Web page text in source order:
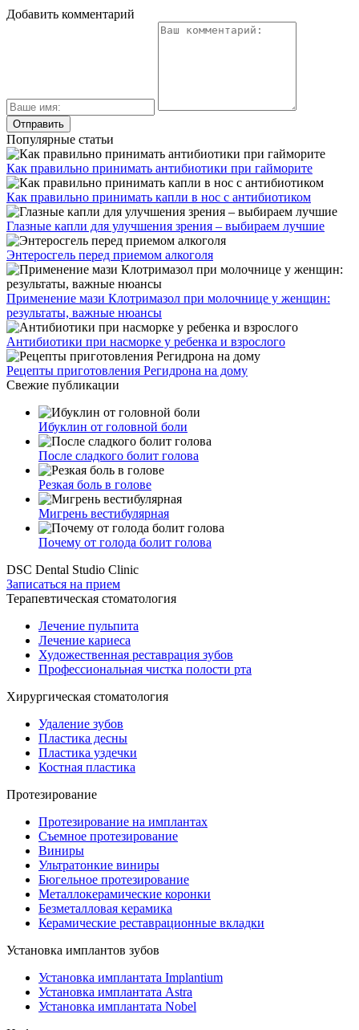
Добавить комментарий
Популярные статьи
Как правильно принимать антибиотики при гайморите
Как правильно принимать капли в нос с антибиотиком
Глазные капли для улучшения зрения – выбираем лучшие
Энтеросгель перед приемом алкоголя
Применение мази Клотримазол при молочнице у женщин:
результаты, важные нюансы
Антибиотики при насморке у ребенка и взрослого
Рецепты приготовления Регидрона на дому
Свежие публикации
Ибуклин от головной боли
После сладкого болит голова
Резкая боль в голове
Мигрень вестибулярная
Почему от голода болит голова
DSC Dental Studio Clinic
Записаться на прием
Терапевтическая стоматология
Лечение пульпита
Лечение кариеса
Художественная реставрация зубов
Профессиональная чистка полости рта
Хирургическая стоматология
Удаление зубов
Пластика десны
Пластика уздечки
Костная пластика
Протезирование
Протезирование на имплантах
Съемное протезирование
Виниры
Ультратонкие виниры
Бюгельное протезирование
Металлокерамические коронки
Безметалловая керамика
Керамические реставрационные вкладки
Установка имплантов зубов
Установка имплантата Implantium
Установка имплантата Astra
Установка имплантата Nobel